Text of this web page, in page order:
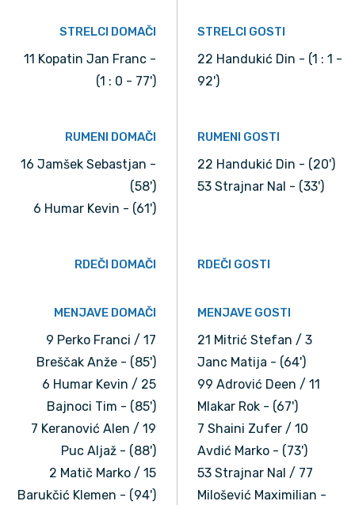
STRELCI DOMAČI
11 Kopatin Jan Franc -
(1 : 0 - 77')
STRELCI GOSTI
22 Handukić Din - (1 : 1 -
92')
RUMENI DOMAČI
16 Jamšek Sebastjan -
(58')
6 Humar Kevin - (61')
RUMENI GOSTI
22 Handukić Din - (20')
53 Strajnar Nal - (33')
RDEČI DOMAČI RDEČI GOSTI
MENJAVE DOMAČI
9 Perko Franci / 17
Breščak Anže - (85')
6 Humar Kevin / 25
Bajnoci Tim - (85')
7 Keranović Alen / 19
Puc Aljaž - (88')
2 Matič Marko / 15
Barukčić Klemen - (94')
MENJAVE GOSTI
21 Mitrić Stefan / 3
Janc Matija - (64')
99 Adrović Deen / 11
Mlakar Rok - (67')
7 Shaini Zufer / 10
Avdić Marko - (73')
53 Strajnar Nal / 77
Milošević Maximilian -